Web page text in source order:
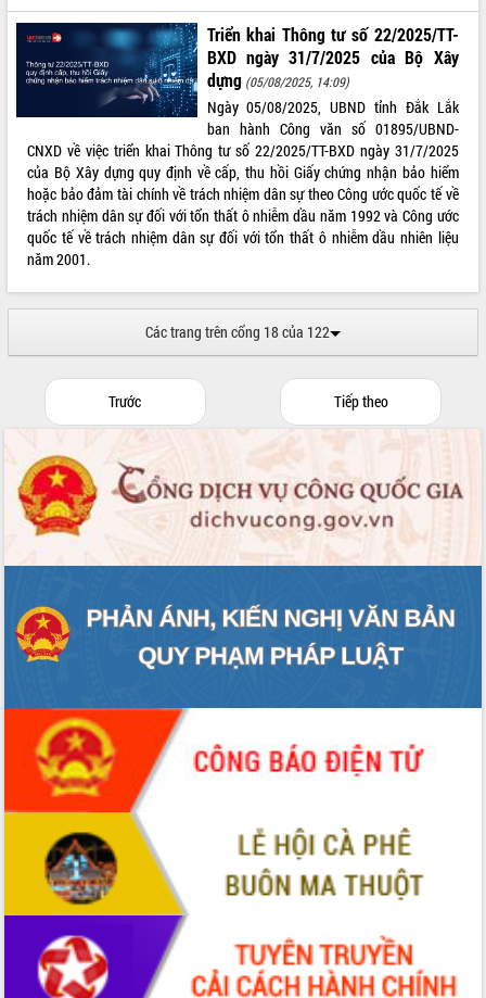
Triển khai Thông tư số 22/2025/TT-
BXD ngày 31/7/2025 của Bộ Xây
dựng (05/08/2025, 14:09)
Ngày 05/08/2025, UBND tỉnh Đắk Lắk
ban hành Công văn số 01895/UBND-
CNXD về việc triển khai Thông tư số 22/2025/TT-BXD ngày 31/7/2025
của Bộ Xây dựng quy định về cấp, thu hồi Giấy chứng nhận bảo hiểm
hoặc bảo đảm tài chính về trách nhiệm dân sự theo Công ước quốc tế về
trách nhiệm dân sự đối với tổn thất ô nhiễm dầu năm 1992 và Công ước
quốc tế về trách nhiệm dân sự đối với tổn thất ô nhiễm dầu nhiên liệu
năm 2001.
Các trang trên cổng 18 của 122
Trước Tiếp theo